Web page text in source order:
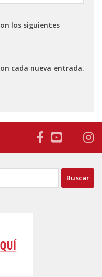
los siguientes
cada nueva entrada.